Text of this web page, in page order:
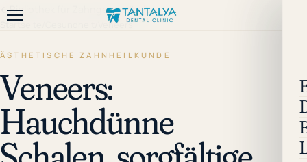
←Bibliothek für Zahngesundheit
Startseite Veneers
ÄSTHETISCHE ZAHNHEILKUNDE
Veneers:
Hauchdünne